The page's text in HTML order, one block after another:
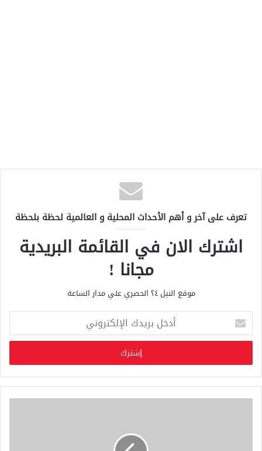
تعرف على آخر و أهم الأحداث المحلية و العالمية لحظة بلحظة
اشترك الان في القائمة البريدية
مجانا !
موقع النيل ٢٤ الحصري علي مدار الساعة
خ
ب
ر
ي
د